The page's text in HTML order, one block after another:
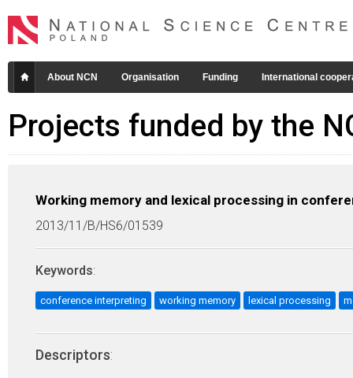
About NCN Organisation Funding International
Projects funded by the
Working memory and lexical processing in
2013/11/B/HS6/01539
Keywords:
conference interpreting working memory lexical processing
Descriptors: